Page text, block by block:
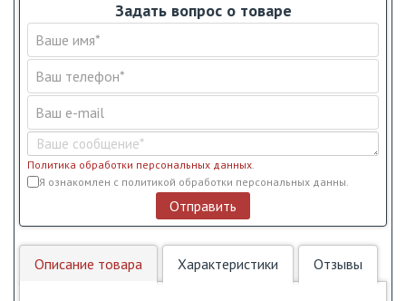
Задать вопрос о товаре
Политика обработки персональных данных.
Условия обслуживания*
Я ознакомлен с политикой обработки персональных данны.
Отправить
Описание товара Характеристики Отзывы